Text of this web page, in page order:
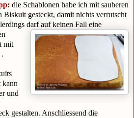
die Schablonen habe ich mit sauberen
Biskuit gesteckt, damit nichts verrutscht
darf auf keinen Fall eine
mit
kann
und
gestalten. Anschliessend die